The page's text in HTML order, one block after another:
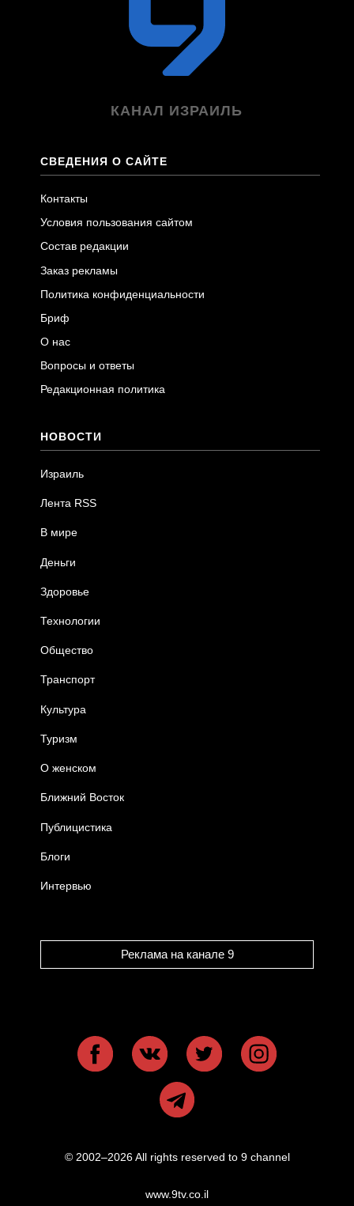
КАНАЛ ИЗРАИЛЬ
СВЕДЕНИЯ О САЙТЕ
Контакты
Условия пользования сайтом
Состав редакции
Заказ рекламы
Политика конфиденциальности
Бриф
О нас
Вопросы и ответы
Редакционная политика
НОВОСТИ
Израиль
Лента RSS
В мире
Деньги
Здоровье
Технологии
Общество
Транспорт
Культура
Туризм
О женском
Ближний Восток
Публицистика
Блоги
Интервью
Реклама на канале 9
© 2002–2026 All rights reserved to 9 channel
www.9tv.co.il